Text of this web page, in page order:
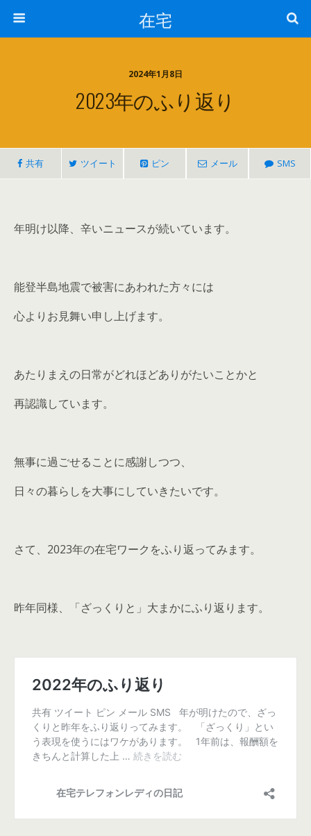
在宅
2024年1月8日
2023年のふり返り
共有 ツイート ピン メール SMS
年明け以降、辛いニュースが続いています。
能登半島地震で被害にあわれた方々には
心よりお見舞い申し上げます。
あたりまえの日常がどれほどありがたいことかと
再認識しています。
無事に過ごせることに感謝しつつ、
日々の暮らしを大事にしていきたいです。
さて、2023年の在宅ワークをふり返ってみます。
昨年同様、「ざっくりと」大まかにふり返ります。